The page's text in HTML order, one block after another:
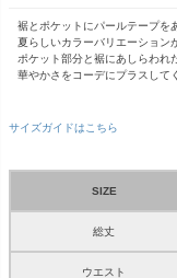
裾とポケットにパールテープを
夏らしいカラーバリエーション
ポケット部分と裾にあしらわれ
華やかさをコーデにプラスして
サイズガイドはこちら
SIZE
総丈
ウエスト